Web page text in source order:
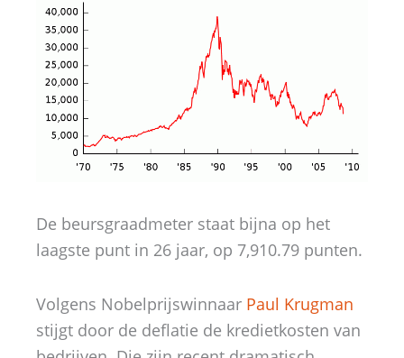
De beursgraadmeter staat bijna op het
laagste punt in 26 jaar, op 7,910.79 punten.
Volgens Nobelprijswinnaar Paul Krugman
stijgt door de deflatie de kredietkosten van